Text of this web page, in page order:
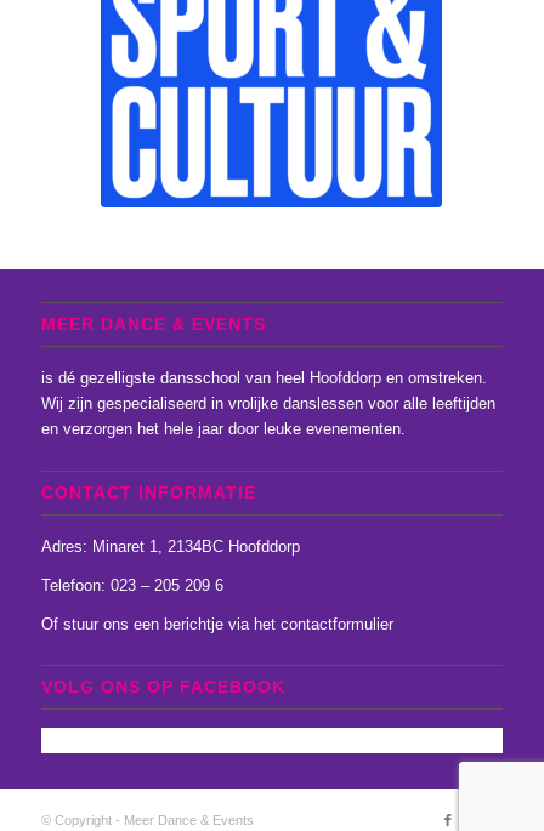
MEER DANCE & EVENTS
is dé gezelligste dansschool van heel Hoofddorp en omstreken.
Wij zijn gespecialiseerd in vrolijke danslessen voor alle leeftijden
en verzorgen het hele jaar door leuke evenementen.
CONTACT INFORMATIE
Adres: Minaret 1, 2134BC Hoofddorp
Telefoon: 023 – 205 209 6
Of stuur ons een berichtjevia het contactformulier
VOLG ONS OP FACEBOOK
© Copyright - Meer Dance & Events